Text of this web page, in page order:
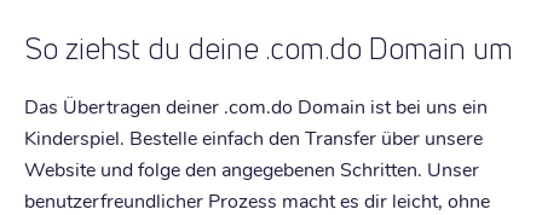
So ziehst du deine .com.do Domain um
Das Übertragen deiner .com.do Domain ist bei uns ein
Kinderspiel. Bestelle einfach den Transfer über unsere
Website und folge den angegebenen Schritten. Unser
benutzerfreundlicher Prozess macht es dir leicht, ohne